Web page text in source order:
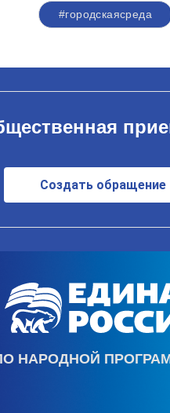
#городскаясреда
Создать обращение
НАРОДНОЙ